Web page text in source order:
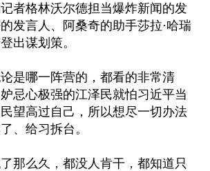
者格林沃尔德担当爆炸新闻的发
发言人、阿桑奇的助手莎拉·哈瑞
出谋划策。
是哪一阵营的，都看的非常清
忌心极强的江泽民就怕习近平当
望高过自己，所以想尽一切办法
、给习拆台。
那么久，都没人肯干，都知道只